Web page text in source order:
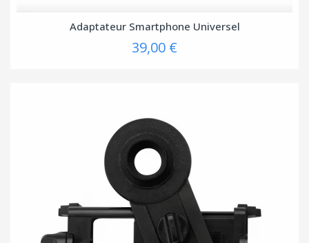
Adaptateur Smartphone Universel
39,00 €